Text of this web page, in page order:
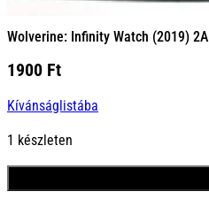
Wolverine: Infinity Watch (2019) 2A
1900 Ft
Kívánságlistába
1 készleten